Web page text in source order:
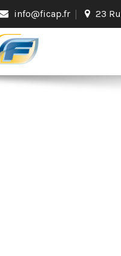
info@ficap.fr 23